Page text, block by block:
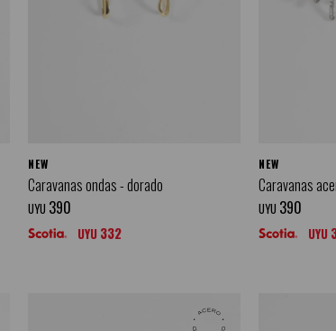
NEW
Caravanas ondas - dorado
UYU 390
UYU 332
NEW
Caravanas
UYU 390
UYU